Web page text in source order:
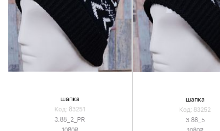
шапка
Код: 83251
3.88_2_PR
шапка
Код: 83252
3.88_5